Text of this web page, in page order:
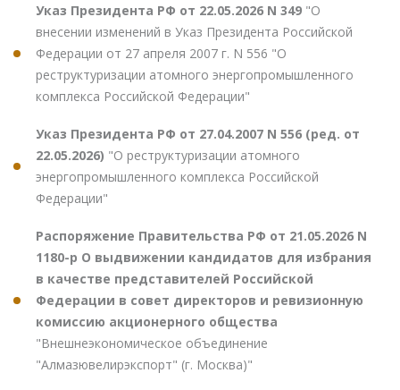
Указ Президента РФ от 22.05.2026 N 349 "О
внесении изменений в Указ Президента Российской
Федерации от 27 апреля 2007 г. N 556 "О
реструктуризации атомного энергопромышленного
комплекса Российской Федерации"
Указ Президента РФ от 27.04.2007 N 556 (ред. от
22.05.2026) "О реструктуризации атомного
энергопромышленного комплекса Российской
Федерации"
Распоряжение Правительства РФ от 21.05.2026 N
1180-р О выдвижении кандидатов для избрания
в качестве представителей Российской
Федерации в совет директоров и ревизионную
комиссию акционерного общества
"Внешнеэкономическое объединение
"Алмазювелирэкспорт" (г. Москва)"